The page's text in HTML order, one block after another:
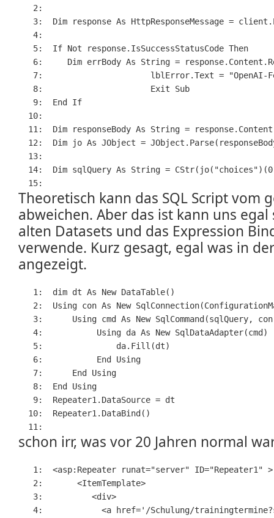
   2:
   3:
Dim response As HttpResponseMessage =
   4:
   5:
If Not response.IsSuccessStatusCode Then
   6:
Dim errBody As String =
   7:
                    lblError.Text =
   8:
Exit
Sub
   9:
End
If
  10:
  11:
Dim responseBody As String =
  12:
Dim jo As JObject =
  13:
  14:
Dim sqlQuery As String = CStr(jo( "choices"
  15:
Theoretisch kann das SQL Script vom
abweichen. Aber das ist kann uns
alten Datasets und das Expression
verwende. Kurz gesagt, egal was in
angezeigt.
   1:
dim dt As New DataTable()
   2:
Using con As New
   3:
    Using cmd
As New SqlCommand(sqlQuery,
   4:
         Using da
As New SqlDataAdapter(cmd)
   5:
             da.Fill(dt)
   6:
End
Using
   7:
End
Using
   8:
End
Using
   9:
Repeater1.DataSource = dt
  10:
Repeater1.DataBind()
  11:
schon irr, was vor 20 Jahren normal
   1:
<asp:Repeater runat="server" ID="Repeater1" >
   2:
<ItemTemplate>
   3:
<div>
   4:
<a href='/Schulung/trainingtermine?